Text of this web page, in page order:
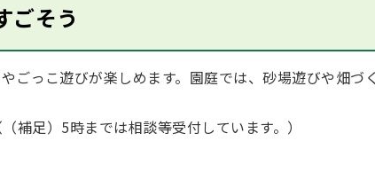
ごそう
ごっこ遊びが楽しめます。園庭では、砂場遊びや畑づ
足）5時までは相談等受付しています。）